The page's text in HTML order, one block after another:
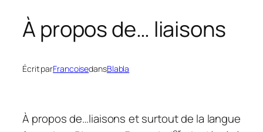
À propos de… liaisons
Écrit parFrancoisedansBlabla
À propos de…liaisons et surtout de la langue